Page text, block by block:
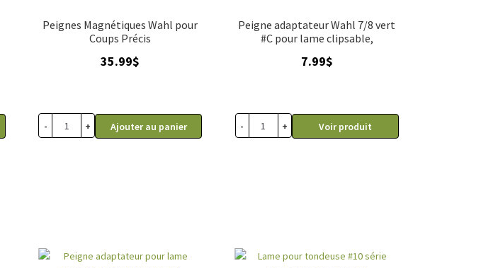
Peignes Magnétiques Wahl pour
Coups Précis
35.99$
- + Ajouter au panier
Peigne adaptateur Wahl 7/8 vert
#C pour lame clipsable,
7.99$
- + Voir produit